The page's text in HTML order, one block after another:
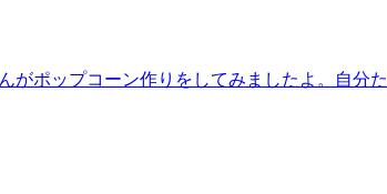
がポップコーン作りをしてみましたよ。自